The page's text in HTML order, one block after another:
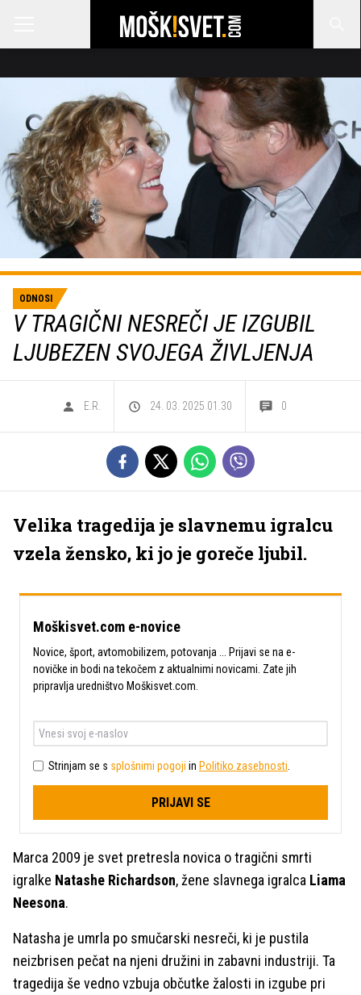
ODNOSI
V TRAGIČNI NESREČI JE IZGUBIL
LJUBEZEN SVOJEGA ŽIVLJENJA
E.R. 24. 03. 2025 01.30 0
Velika tragedija je slavnemu igralcu
vzela žensko, ki jo je goreče ljubil.
Moškisvet.com e-novice
Novice, šport, avtomobilizem, potovanja ... Prijavi se na e-
novičke in bodi na tekočem z aktualnimi novicami. Zate jih
pripravlja uredništvo Moškisvet.com.
Strinjam se s splošnimi pogoji in Politiko zasebnosti
PRIJAVI SE
Marca 2009 je svet pretresla novica o tragični smrti
igralke Natashe Richardson, žene slavnega igralca Liama
Neesona.
Natasha je umrla po smučarski nesreči, ki je pustila
neizbrisen pečat na njeni družini in zabavni industriji. Ta
tragedija še vedno vzbuja občutke žalosti in izgube pri